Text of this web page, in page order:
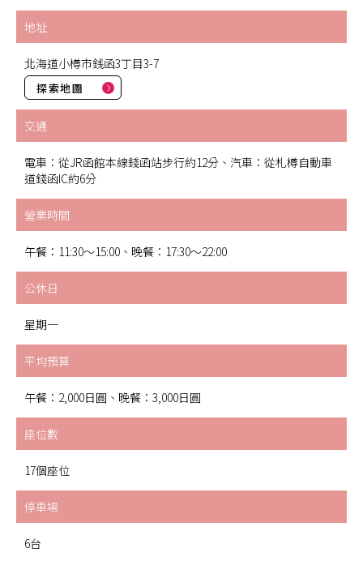
地址
北海道小樽市銭函3丁目3-7
探索地圖
交通
電車：從JR函館本線錢函站步行約12分、汽車：從札樽自動車
道錢函IC約6分
營業時間
午餐：11:30～15:00、晚餐：17:30～22:00
公休日
星期一
平均預算
午餐：2,000日圓、晚餐：3,000日圓
座位數
17個座位
停車場
6台